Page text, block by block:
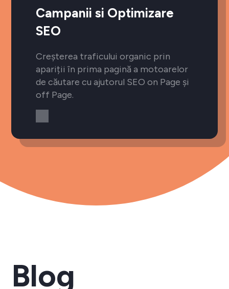
Campanii si Optimizare
SEO
Creșterea traficului organic prin
apariții în prima pagină a motoarelor
de căutare cu ajutorul SEO on Page și
off Page.
Blog